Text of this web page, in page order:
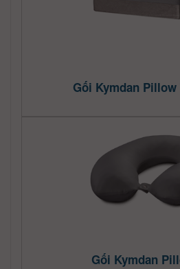
Gối Kymdan Pillow
Gối Kymdan